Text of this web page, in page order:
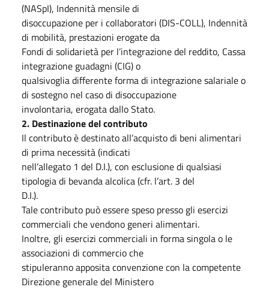
(NASpI), Indennità mensile di
disoccupazione per i collaboratori (DIS-COLL), Indennità
di mobilità, prestazioni erogate da
Fondi di solidarietà per l’integrazione del reddito, Cassa
integrazione guadagni (CIG) o
qualsivoglia differente forma di integrazione salariale o
di sostegno nel caso di disoccupazione
involontaria, erogata dallo Stato.
2. Destinazione del contributo
Il contributo è destinato all’acquisto di beni alimentari
di prima necessità (indicati
nell’allegato 1 del D.I.), con esclusione di qualsiasi
tipologia di bevanda alcolica (cfr. l’art. 3 del
D.I.).
Tale contributo può essere speso presso gli esercizi
commerciali che vendono generi alimentari.
Inoltre, gli esercizi commerciali in forma singola o le
associazioni di commercio che
stipuleranno apposita convenzione con la competente
Direzione generale del Ministero